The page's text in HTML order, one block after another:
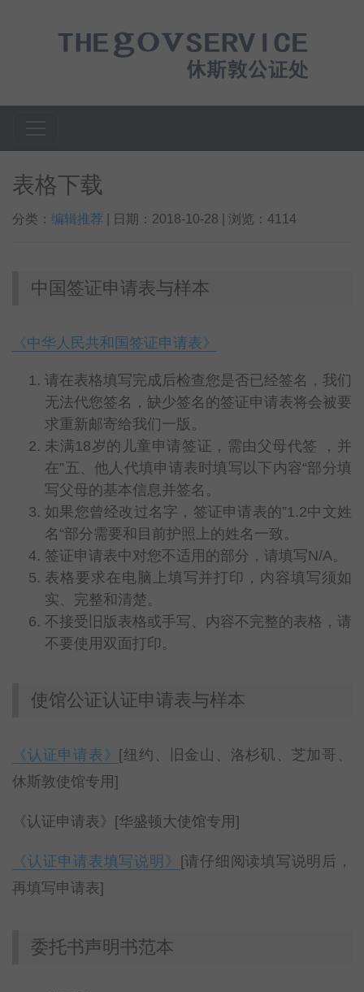
表格下载
分类： 编辑推荐 | 日期：2018-10-28 | 浏览：4114
中国签证申请表与样本
《中华人民共和国签证申请表》
请在表格填写完成后检查您是否已经签名，我们
无法代您签名，缺少签名的签证申请表将会被要
求重新邮寄给我们一版。
未满18岁的儿童申请签证，需由父母代签 ，并
在”五、他人代填申请表时填写以下内容“部分填
写父母的基本信息并签名。
如果您曾经改过名字，签证申请表的”1.2中文姓
名“部分需要和目前护照上的姓名一致。
签证申请表中对您不适用的部分，请填写N/A。
表格要求在电脑上填写并打印，内容填写须如
实、完整和清楚。
不接受旧版表格或手写、内容不完整的表格，请
不要使用双面打印。
使馆公证认证申请表与样本
《认证申请表》
[纽约、旧金山、洛杉矶、芝加哥、
休斯敦使馆专用]
《认证申请表》[华盛顿大使馆专用]
《认证申请表填写说明》
[请仔细阅读填写说明后，
再填写申请表]
委托书声明书范本